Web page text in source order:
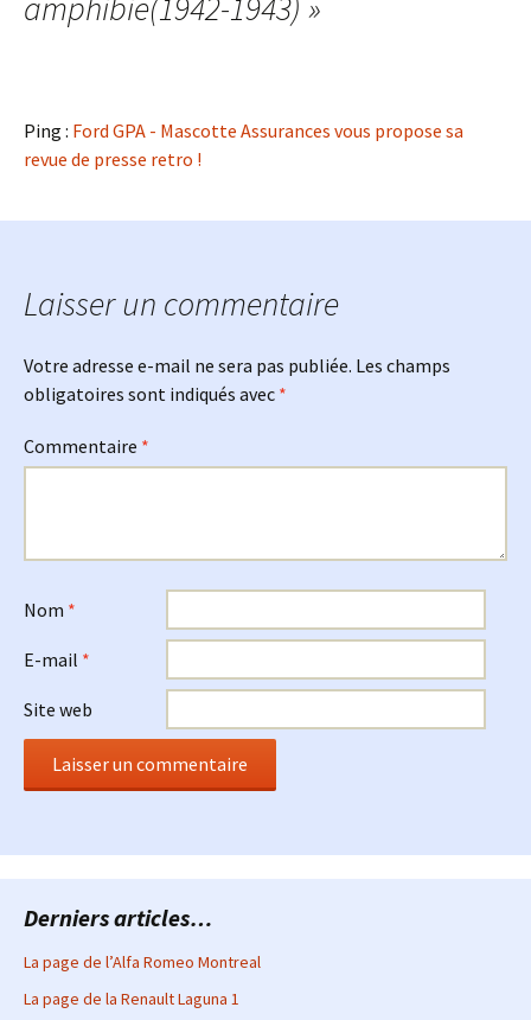
amphibie(1942-1943) »
Ping : Ford GPA - Mascotte Assurances vous propose sa
revue de presse retro !
Laisser un commentaire
Votre adresse e-mail ne sera pas publiée. Les champs
obligatoires sont indiqués avec *
Commentaire *
Nom *
E-mail *
Site web
Derniers articles…
La page de l’Alfa Romeo Montreal
La page de la Renault Laguna 1